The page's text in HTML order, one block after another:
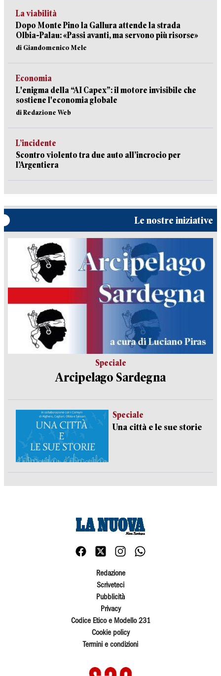
La viabilità
Dopo Monte Pino la Gallura attende la strada
Olbia-Palau: «Passi avanti, ma servono più risorse»
di Giandomenico Mele
Economia
L'enigma della “AI Capex”: il motore invisibile che
sostiene l'economia globale
di Redazione Web
L’incidente
Scontro violento tra due auto all’incrocio per
l’Argentiera
Le nostre iniziative
Speciale
Arcipelago Sardegna
Speciale
Una città e le sue storie
Redazione
Scriveteci
Pubblicità
Privacy
Codice Etico e Modello 231
Cookie policy
Termini e condizioni